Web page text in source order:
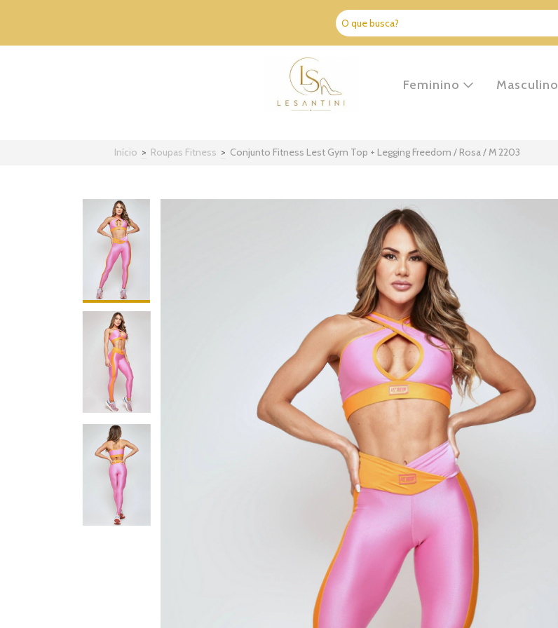
Feminino Masculino
Início > Roupas Fitness > Conjunto Fitness Lest Gym Top + Legging Freedom / Rosa / M 2203